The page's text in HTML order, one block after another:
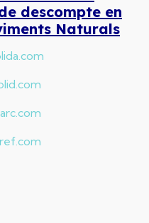
descompte en
Naturals